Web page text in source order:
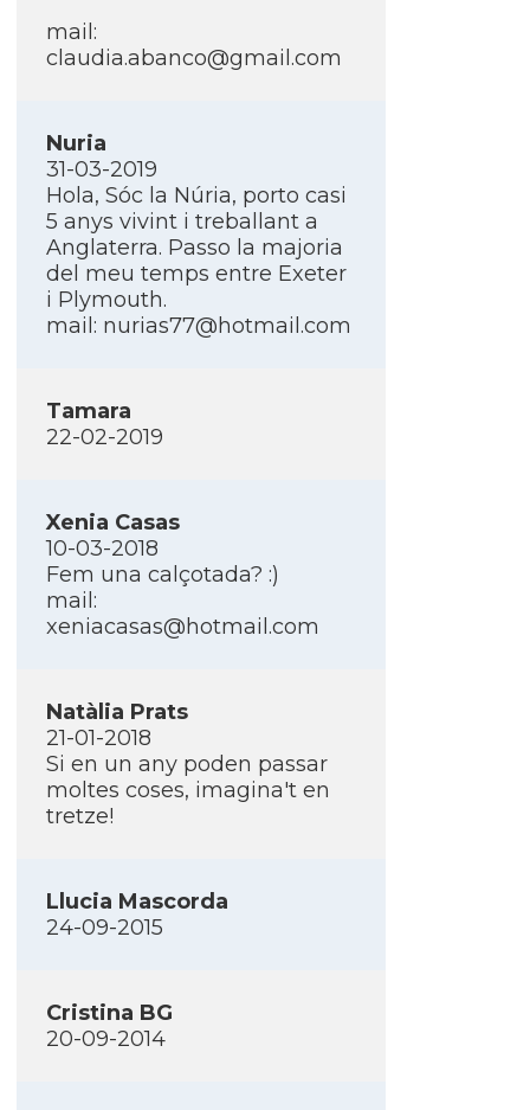
mail:
claudia.abanco@gmail.com
Nuria
31-03-2019
Hola, Sóc la Núria, porto casi
5 anys vivint i treballant a
Anglaterra. Passo la majoria
del meu temps entre Exeter
i Plymouth.
mail: nurias77@hotmail.com
Tamara
22-02-2019
Xenia Casas
10-03-2018
Fem una calçotada? :)
mail:
xeniacasas@hotmail.com
Natàlia Prats
21-01-2018
Si en un any poden passar
moltes coses, imagina't en
tretze!
Llucia Mascorda
24-09-2015
Cristina BG
20-09-2014